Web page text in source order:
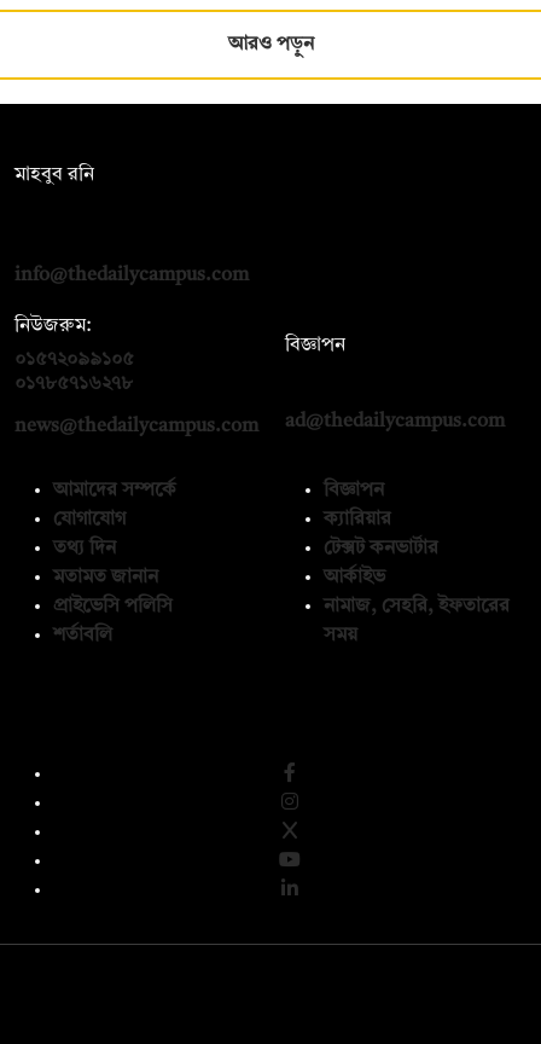
আরও পড়ুন
মাহবুব রনি
info@thedailycampus.com
নিউজরুম:
০১৫৭২০৯৯১০৫
০১৭৮৫৭১৬২৭৮
news@thedailycampus.com
বিজ্ঞাপন
ad@thedailycampus.com
আমাদের সম্পর্কে
যোগাযোগ
তথ্য দিন
মতামত জানান
প্রাইভেসি পলিসি
শর্তাবলি
বিজ্ঞাপন
ক্যারিয়ার
টেক্সট কনভার্টার
আর্কাইভ
নামাজ, সেহরি, ইফতারের
সময়